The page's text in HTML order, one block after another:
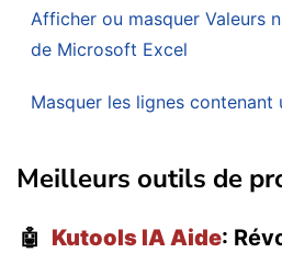
Afficher ou masquer Valeurs
de Microsoft Excel
Masquer les lignes contenant
Meilleurs outils de
🤖 Kutools IA Aide: